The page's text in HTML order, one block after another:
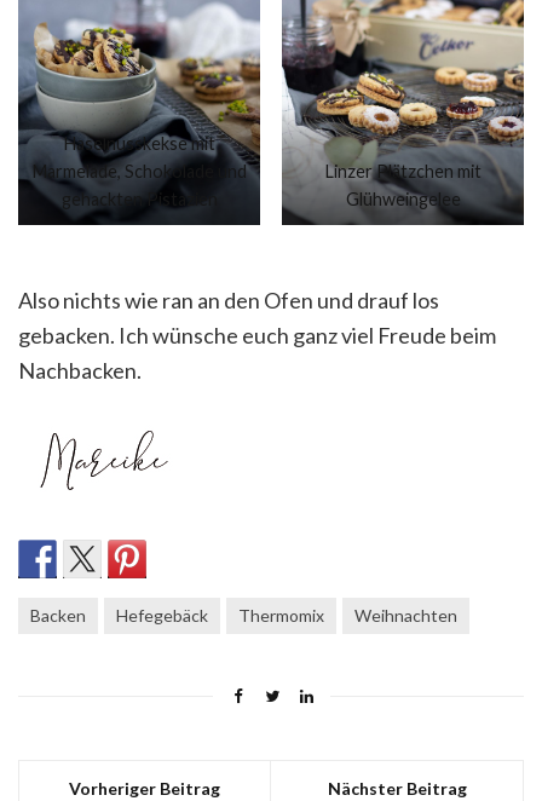
Haselnusskekse mit
Marmelade, Schokolade und
gehackten Pistazien
Linzer Plätzchen mit
Glühweingelee
Also nichts wie ran an den Ofen und drauf los
gebacken. Ich wünsche euch ganz viel Freude beim
Nachbacken.
Backen Hefegebäck Thermomix Weihnachten
Vorheriger Beitrag Nächster Beitrag